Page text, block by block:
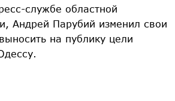
службе областной
Андрей Парубий изменил свои
на публику цели